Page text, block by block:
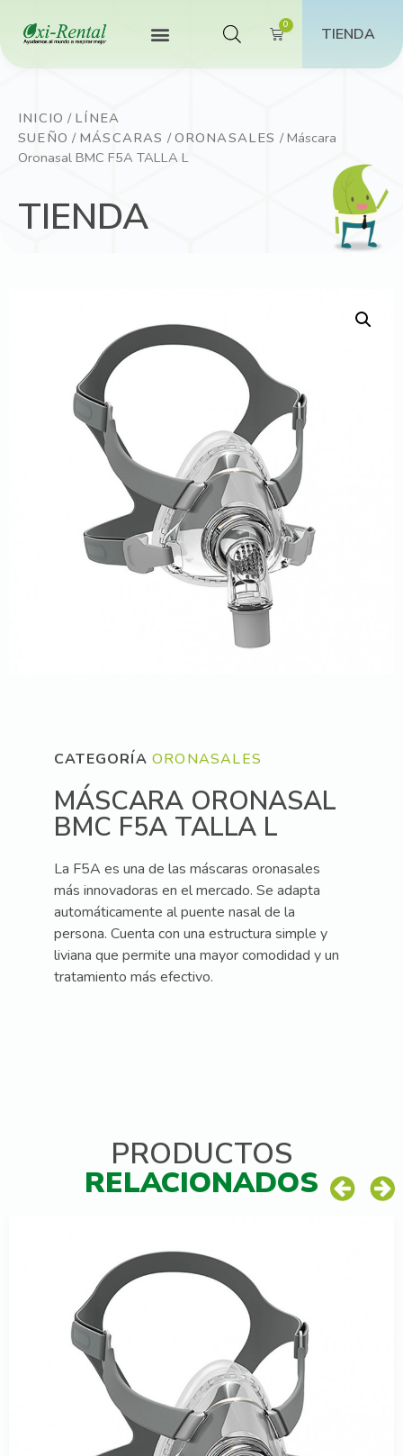
TIENDA
INICIO / LÍNEA
SUEÑO / MÁSCARAS / ORONASALES / Máscara
Oronasal BMC F5A TALLA L
TIENDA
CATEGORÍA ORONASALES
MÁSCARA ORONASAL
BMC F5A TALLA L
La F5A es una de las máscaras oronasales
más innovadoras en el mercado. Se adapta
automáticamente al puente nasal de la
persona. Cuenta con una estructura simple y
liviana que permite una mayor comodidad y un
tratamiento más efectivo.
PRODUCTOS
RELACIONADOS